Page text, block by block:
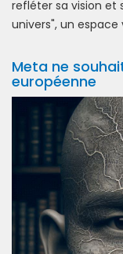
refléter sa vision
univers", un
Meta ne
européenne